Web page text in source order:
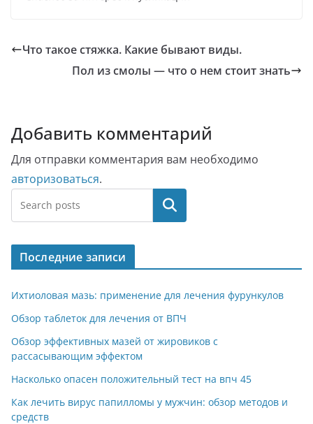
Что такое стяжка. Какие бывают виды.
Пол из смолы — что о нем стоит знать
Добавить комментарий
Для отправки комментария вам необходимо
авторизоваться.
Поиск
Последние записи
Ихтиоловая мазь: применение для лечения фурункулов
Обзор таблеток для лечения от ВПЧ
Обзор эффективных мазей от жировиков с
рассасывающим эффектом
Насколько опасен положительный тест на впч 45
Как лечить вирус папилломы у мужчин: обзор методов и
средств